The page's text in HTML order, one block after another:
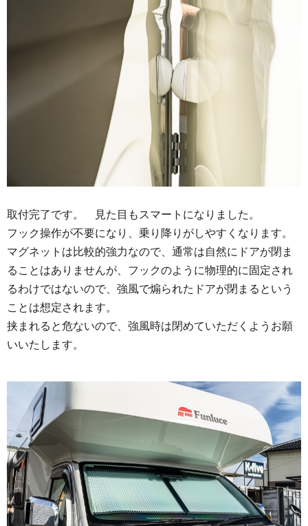
取付完了です。 見た目もスマートになりました。
フック操作が不要になり、乗り降りがしやすくなります。
マグネットは比較的強力なので、通常は自然にドアが閉ま
ることはありませんが、フックのように物理的に固定され
るわけではないので、強風で煽られたドアが閉まるという
ことは想定されます。
挟まれると危ないので、強風時は閉めていただくようお願
いいたします。